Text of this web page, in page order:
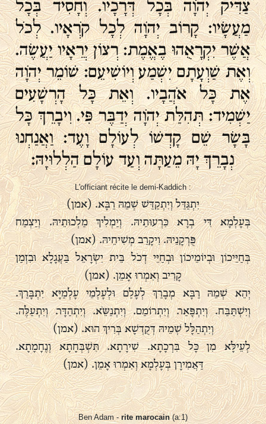
צַדִּיק יְהֹוָה בְּכָל דְּרָכָיו. וְחָסִיד בְּכָל
מַעֲשָׂיו: קָרוֹב יְהֹוָה לְכָל קֹרְאָיו. לְכֹל
אֲשֶׁר יִקְרָאֻהוּ בֶאֱמֶת: רְצוֹן יְרֵאָיו יַעֲשֶׂה.
וְאֶת שַׁוְעָתָם יִשְׁמַע וְיוֹשִׁיעֵם: שׁוֹמֵר יְהֹוָה
אֶת כָּל אֹהֲבָיו. וְאֵת כָּל הָרְשָׁעִים
יַשְׁמִיד: תְּהִלַּת יְהֹוָה יְדַבֶּר פִּי. וִיבָרֵךְ כָּל
בָּשָׂר שֵׁם קָדְשׁוֹ לְעוֹלָם וָעֶד: וַאֲנַחְנוּ
נְבָרֵךְ יָהּ מֵעַתָּה וְעַד עוֹלָם הַלְלוּיָהּ:
L'officiant récite le demi-Kaddich :
יִתְגַּדַּל וְיִתְקַדַּשׁ שְׁמֵהּ רַבָּא. (אמן)
בְּעָלְמָא דִּי בְרָא כִּרְעוּתֵיהּ. וְיַמְלִיךְ מַלְכוּתֵיהּ. וְיַצְמַח
פֻּרְקָנֵיהּ. וִיקָרֵב מְשִׁיחֵיהּ. (אמן)
בְּחַיֵּיכוֹן וּבְיוֹמֵיכוֹן וּבְחַיֵּי דְכֹל בֵּית יִשְׂרָאֵל בַּעֲגָלָא וּבִזְמַן
קָרִיב וְאִמְרוּ אָמֵן. (אמן)
יְהֵא שְׁמֵהּ רַבָּא מְבָרַךְ לְעָלַם וּלְעָלְמֵי עָלְמַיָּא יִתְבָּרַךְ.
וְיִשְׁתַּבַּח. וְיִתְפָּאַר. וְיִתְרוֹמַם. וְיִתְנַשֵֹּא. וְיִתְהַדָּר. וְיִתְעַלֶּה.
וְיִתְהַלָּל שְׁמֵיהּ דְּקֻדְשָׁא בְּרִיךְ הוּא. (אמן)
לְעֵילָּא מִן כָּל בִּרְכָתָא. שִׁירָתָא. תִּשְׁבְּחָתָא וְנֶחָמָתָא.
דַּאֲמִירָן בְּעָלְמָא וְאִמְרוּ אָמֵן. (אמן)
Ben Adam - rite marocain(a:1)